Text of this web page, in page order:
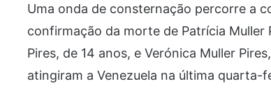
Uma onda de consternação percorre a
confirmação da morte de Patrícia Muller
Pires, de 14 anos, e Verónica Muller
atingiram a Venezuela na última quarta-